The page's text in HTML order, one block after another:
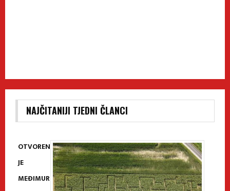
NAJČITANIJI TJEDNI ČLANCI
OTVOREN
JE
MEĐIMUR